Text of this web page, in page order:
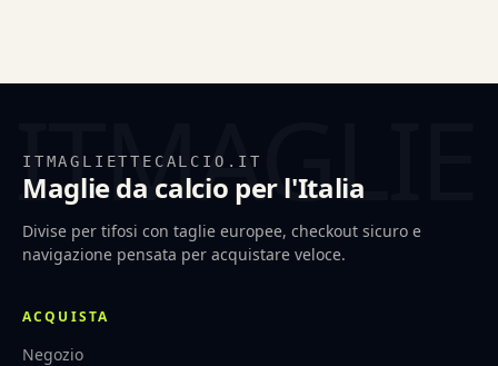
ITMAGLIETTECALCIO.IT
Maglie da calcio per l'Italia
Divise per tifosi con taglie europee, checkout sicuro e
navigazione pensata per acquistare veloce.
ACQUISTA
Negozio